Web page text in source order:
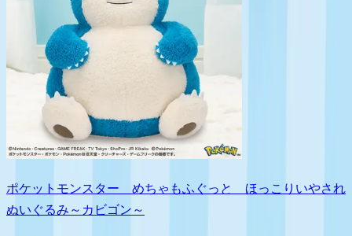
ポケットモンスター めちゃもふぐっと ほっこりいやされ
ぬいぐるみ～カビゴン～